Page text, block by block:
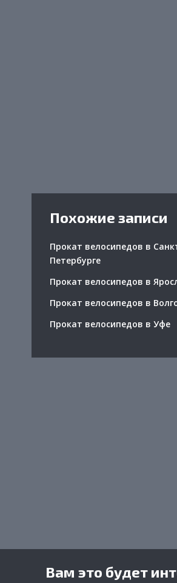
Похожие записи
Прокат велосипедов в
Петербурге
Прокат велосипедов в
Прокат велосипедов в
Прокат велосипедов в Уфе
Вам это будет